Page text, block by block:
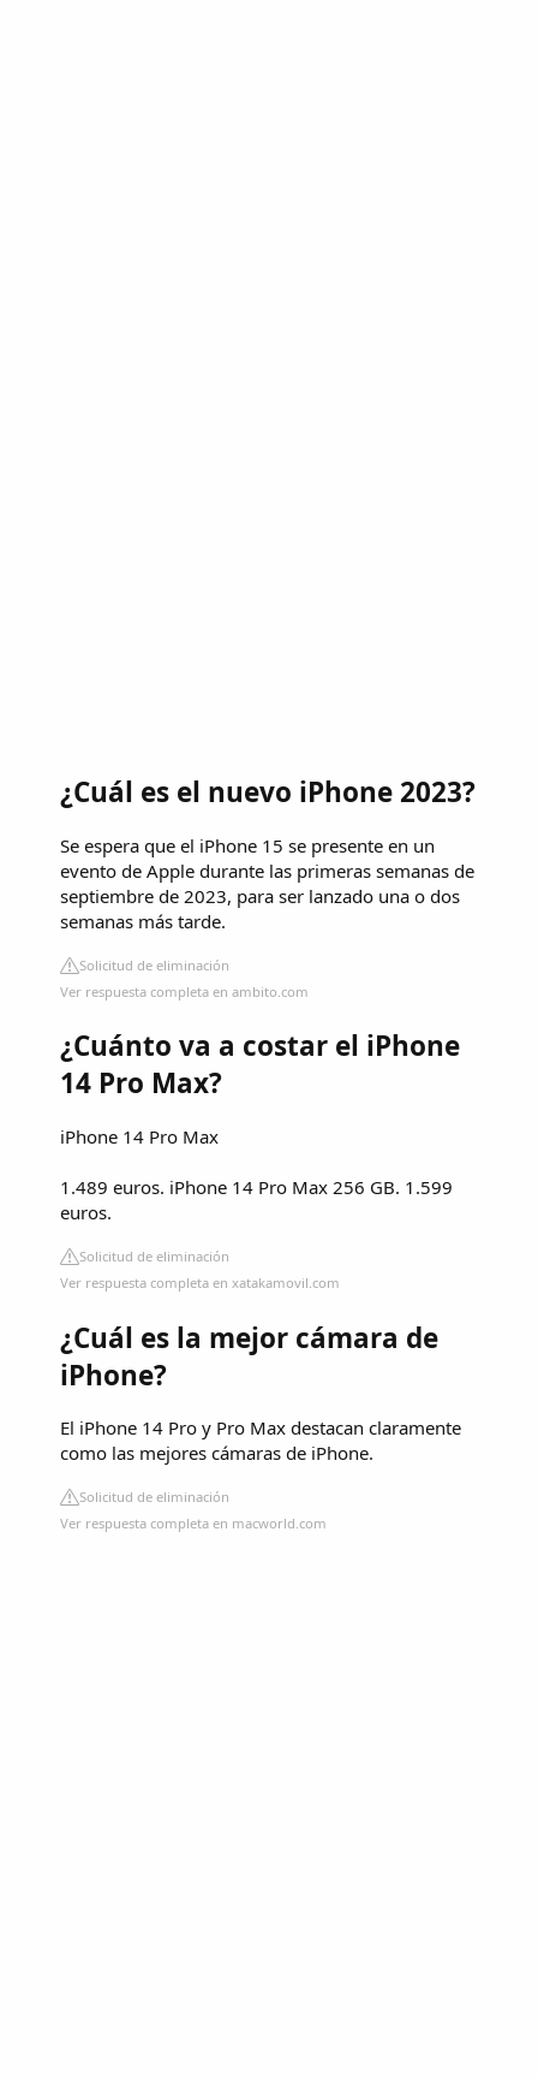
¿Cuál es el nuevo iPhone 2023?
Se espera que el iPhone 15 se presente en un
evento de Apple durante las primeras semanas de
septiembre de 2023, para ser lanzado una o dos
semanas más tarde.
Solicitud de eliminación
Ver respuesta completa en ambito.com
¿Cuánto va a costar el iPhone
14 Pro Max?
iPhone 14 Pro Max
1.489 euros. iPhone 14 Pro Max 256 GB. 1.599
euros.
Solicitud de eliminación
Ver respuesta completa en xatakamovil.com
¿Cuál es la mejor cámara de
iPhone?
El iPhone 14 Pro y Pro Max destacan claramente
como las mejores cámaras de iPhone.
Solicitud de eliminación
Ver respuesta completa en macworld.com